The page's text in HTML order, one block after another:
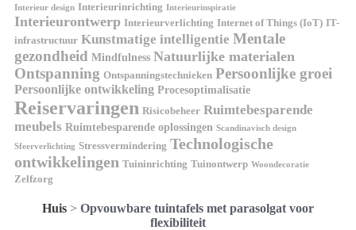
Interieur design Interieurinrichting Interieurinspiratie
Interieurontwerp Interieurverlichting Internet of Things (IoT) IT-
infrastructuur Kunstmatige intelligentie Mentale
gezondheid Mindfulness Natuurlijke materialen
Ontspanning Ontspanningstechnieken Persoonlijke groei
Persoonlijke ontwikkeling Procesoptimalisatie
Reiservaringen Risicobeheer Ruimtebesparende
meubels Ruimtebesparende oplossingen Scandinavisch design
Sfeerverlichting Stressvermindering Technologische
ontwikkelingen Tuininrichting Tuinontwerp Woondecoratie
Zelfzorg
Huis > Opvouwbare tuintafels met parasolgat voor
flexibiliteit